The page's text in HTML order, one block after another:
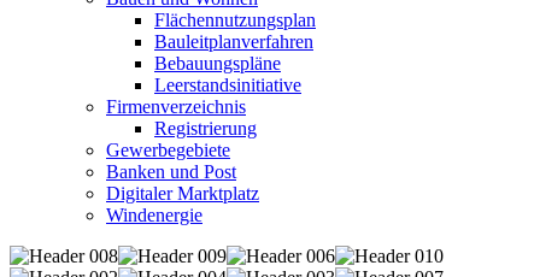
Flächennutzungsplan
Bauleitplanverfahren
Bebauungspläne
Leerstandsinitiative
Firmenverzeichnis
Registrierung
Gewerbegebiete
Banken und Post
Digitaler Marktplatz
Windenergie